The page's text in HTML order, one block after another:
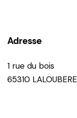
Adresse
1 rue du bois
65310 LALOUBERE